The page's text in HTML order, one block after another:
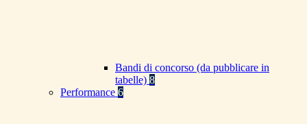
Bandi di concorso (da pubblicare in
tabelle) 8
Performance 6